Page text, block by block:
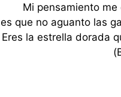
Mi pensamiento
que no aguanto las
Eres la estrella dorada